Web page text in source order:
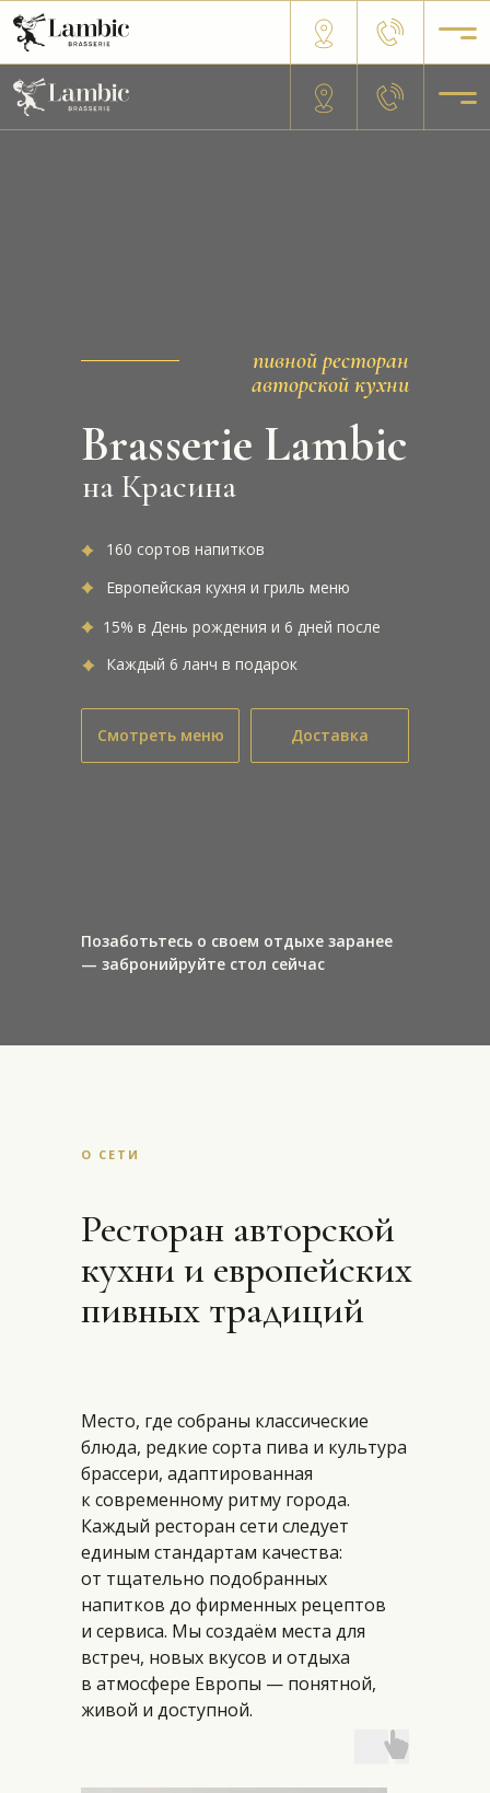
Brasserie Lambic
на Красина
Позаботьтесь о своем отдыхе заранее
— забронийруйте стол сейчас
пивной ресторан
авторской кухни
160 сортов напитков
Европейская кухня и гриль меню
Доставка
15% в День рождения и 6 дней после
Смотреть меню
Каждый 6 ланч в подарок
О СЕТИ
Место, где собраны классические
блюда, редкие сорта пива и культура
брассери, адаптированная
к современному ритму города.
Каждый ресторан сети следует
единым стандартам качества:
от тщательно подобранных
напитков до фирменных рецептов
и сервиса. Мы создаём места для
встреч, новых вкусов и отдыха
в атмосфере Европы — понятной,
живой и доступной.
Ресторан авторской
кухни и европейских
пивных традиций